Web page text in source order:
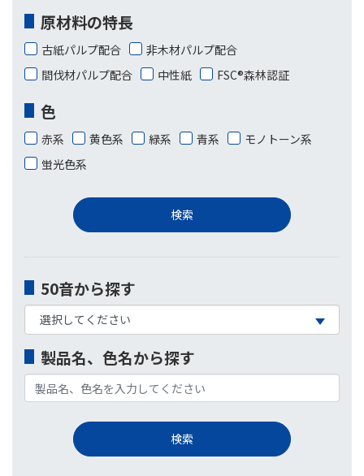
原材料の特長
古紙パルプ配合
非木材パルプ配合
間伐材パルプ配合
中性紙 FSC®森林認証
色
赤系 黄色系 緑系 青系
モノトーン系
蛍光色系
50音から探す
製品名、色名から探す